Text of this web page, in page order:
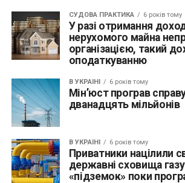
СУДОВА ПРАКТИКА 6 років тому
У разі отримання
нерухомого майна
організацією, такий
оподаткуванню
В УКРАЇНІ 6 років тому
Мін’юст програв
дванадцять мільйонів
В УКРАЇНІ 6 років тому
Приватники націлили
державні сховища
«підземок» поки